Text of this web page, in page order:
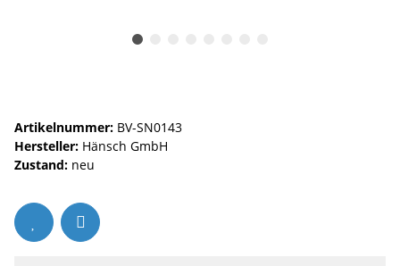
Artikelnummer: BV-SN0143
Hersteller: Hänsch GmbH
Zustand: neu